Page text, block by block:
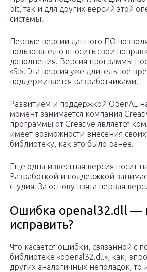
bit, так и для других версий этой
системы.
Первые версии данного ПО
пользователю вносить свои
дополнения. Версия программы
«SI». Эта версия уже длительное
поддерживается разработчиками.
Развитием и поддержкой OpenAL
момент занимается компания
программы от Creative является
имеет возможности внесения
библиотеку, как это было ранее.
Еще одна известная версия носит
Разработкой и поддержкой
студия. За основу взята первая
Ошибка openal32.dll —
исправить?
Что касается ошибки, связанной с
библиотеке «openal32.dll», как,
других аналогичных неполадок, то